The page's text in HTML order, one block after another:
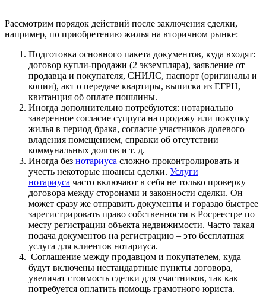
Рассмотрим порядок действий после заключения сделки,
например, по приобретению жилья на вторичном рынке:
Подготовка основного пакета документов, куда входят:
договор купли-продажи (2 экземпляра), заявление от
продавца и покупателя, СНИЛС, паспорт (оригиналы и
копии), акт о передаче квартиры, выписка из ЕГРН,
квитанция об оплате пошлины.
Иногда дополнительно потребуются: нотариально
заверенное согласие супруга на продажу или покупку
жилья в период брака, согласие участников долевого
владения помещением, справки об отсутствии
коммунальных долгов и т. д.
Иногда без нотариуса сложно проконтролировать и
учесть некоторые нюансы сделки. Услуги
нотариуса часто включают в себя не только проверку
договора между сторонами и законности сделки. Он
может сразу же отправить документы и гораздо быстрее
зарегистрировать право собственности в Росреестре по
месту регистрации объекта недвижимости. Часто такая
подача документов на регистрацию – это бесплатная
услуга для клиентов нотариуса.
Соглашение между продавцом и покупателем, куда
будут включены нестандартные пункты договора,
увеличат стоимость сделки для участников, так как
потребуется оплатить помощь грамотного юриста.